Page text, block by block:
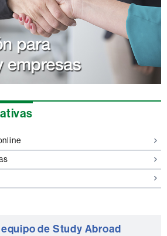
de Study Abroad